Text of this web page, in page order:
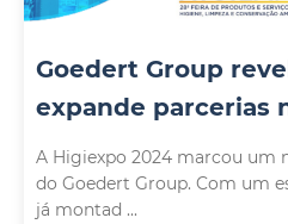
Goedert Group
expande parcerias
A Higiexpo 2024 marcou um
do Goedert Group. Com um
já montad ...